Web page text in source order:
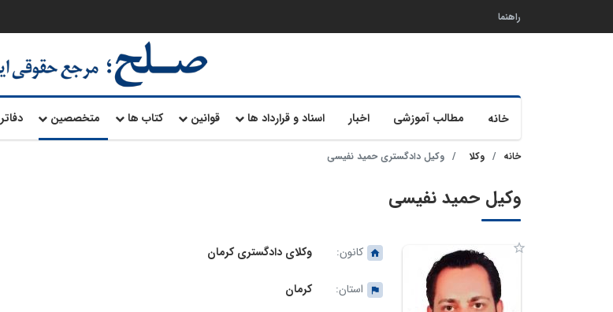
راهنما
خانه مطالب آموزشی اخبار اسناد و قرارداد ها قوانین کتاب ها متخصصین دفاتر
خانه وکلا وکیل دادگستری حمید نفیسی
وکیل حمید نفیسی
کانون: وکلای دادگستری کرمان
استان: کرمان